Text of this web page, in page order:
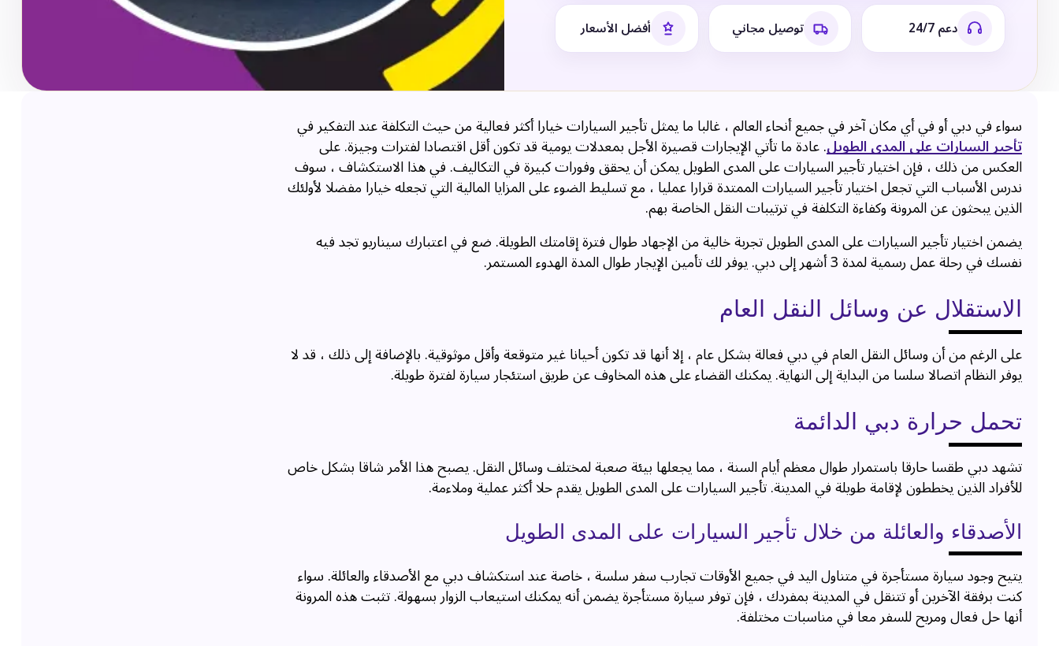
دعم 24/7 توصيل مجاني أفضل الأسعار
سواء في دبي أو في أي مكان آخر في جميع أنحاء العالم ، غالبا ما يمثل تأجير السيارات خيارا أكثر فعالية من حيث التكلفة عند التفكير في
تأجير السيارات على المدى الطويل. عادة ما تأتي الإيجارات قصيرة الأجل بمعدلات يومية قد تكون أقل اقتصادا لفترات وجيزة. على
العكس من ذلك ، فإن اختيار تأجير السيارات على المدى الطويل يمكن أن يحقق وفورات كبيرة في التكاليف. في هذا الاستكشاف ، سوف
ندرس الأسباب التي تجعل اختيار تأجير السيارات الممتدة قرارا عمليا ، مع تسليط الضوء على المزايا المالية التي تجعله خيارا مفضلا لأولئك
الذين يبحثون عن المرونة وكفاءة التكلفة في ترتيبات النقل الخاصة بهم.
يضمن اختيار تأجير السيارات على المدى الطويل تجربة خالية من الإجهاد طوال فترة إقامتك الطويلة. ضع في اعتبارك سيناريو تجد فيه
نفسك في رحلة عمل رسمية لمدة 3 أشهر إلى دبي. يوفر لك تأمين الإيجار طوال المدة الهدوء المستمر.
الاستقلال عن وسائل النقل العام
على الرغم من أن وسائل النقل العام في دبي فعالة بشكل عام ، إلا أنها قد تكون أحيانا غير متوقعة وأقل موثوقية. بالإضافة إلى ذلك ، قد لا
يوفر النظام اتصالا سلسا من البداية إلى النهاية. يمكنك القضاء على هذه المخاوف عن طريق استئجار سيارة لفترة طويلة.
تحمل حرارة دبي الدائمة
تشهد دبي طقسا حارقا باستمرار طوال معظم أيام السنة ، مما يجعلها بيئة صعبة لمختلف وسائل النقل. يصبح هذا الأمر شاقا بشكل خاص
للأفراد الذين يخططون لإقامة طويلة في المدينة. تأجير السيارات على المدى الطويل يقدم حلا أكثر عملية وملاءمة.
الأصدقاء والعائلة من خلال تأجير السيارات على المدى الطويل
يتيح وجود سيارة مستأجرة في متناول اليد في جميع الأوقات تجارب سفر سلسة ، خاصة عند استكشاف دبي مع الأصدقاء والعائلة. سواء
كنت برفقة الآخرين أو تتنقل في المدينة بمفردك ، فإن توفر سيارة مستأجرة يضمن أنه يمكنك استيعاب الزوار بسهولة. تثبت هذه المرونة
أنها حل فعال ومريح للسفر معا في مناسبات مختلفة.